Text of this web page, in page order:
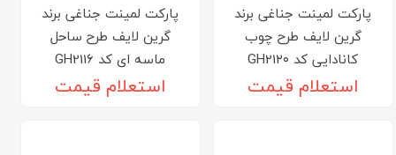
پارکت لمینت جناغی برند
گرین لایف طرح چوب
کانادایی کد GH21۲۰
استعلام قیمت
پارکت لمینت جناغی برند
گرین لایف طرح ساحل
ماسه ای کد GH211۶
استعلام قیمت